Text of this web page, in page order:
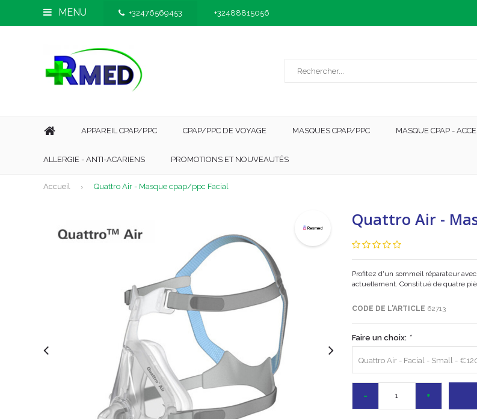
MENU +32476569453 +32488815056
APPAREIL CPAP/PPC CPAP/PPC DE VOYAGE MASQUES CPAP/PPC MASQUE CPAP -
ALLERGIE - ANTI-ACARIENS PROMOTIONS ET NOUVEAUTÉS
Accueil Quattro Air - Masque cpap/ppc Facial
Quattro Air -
Profitez d'un sommeil réparateur
actuellement. Constitué de quatre
CODE DE L'ARTICLE 62713
Faire un choix: *
Quattro Air - Facial - Small -
- +